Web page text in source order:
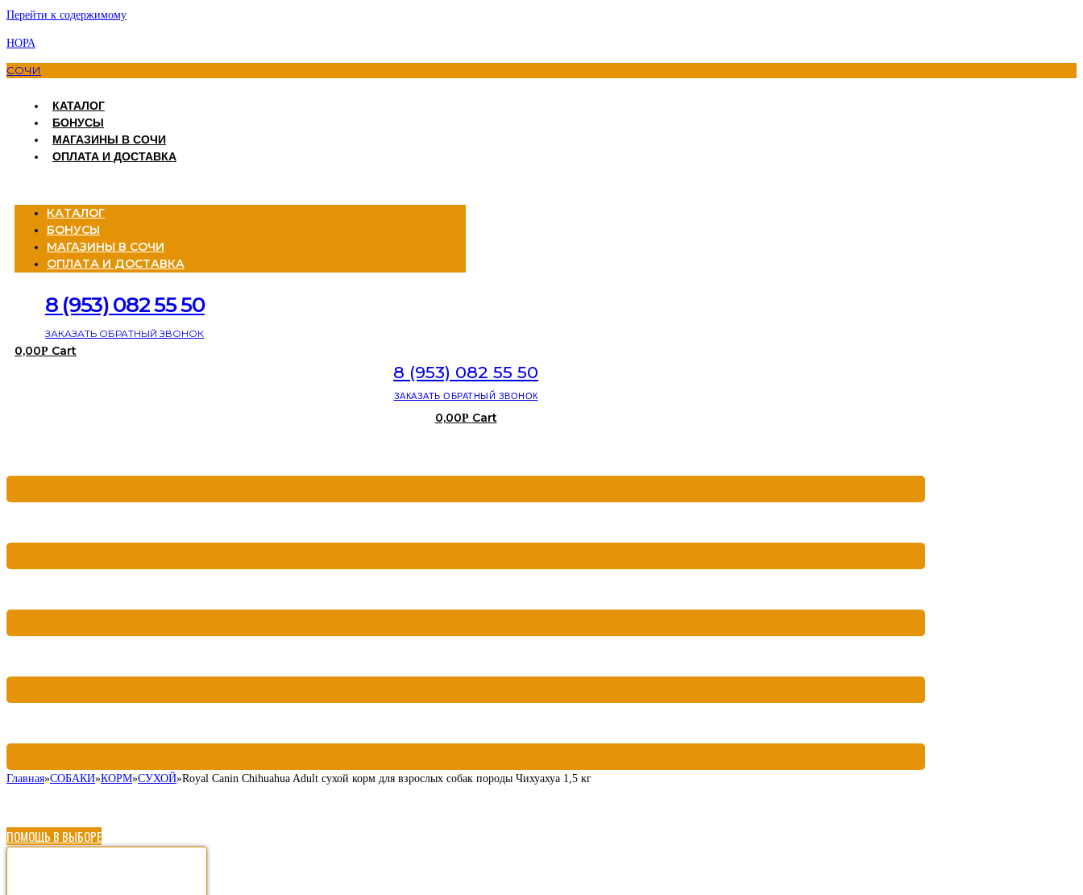
Перейти к содержимому
НОРА
СОЧИ
КАТАЛОГ
БОНУСЫ
МАГАЗИНЫ В СОЧИ
ОПЛАТА И ДОСТАВКА
КАТАЛОГ
БОНУСЫ
МАГАЗИНЫ В СОЧИ
ОПЛАТА И ДОСТАВКА
8 (953) 082 55 50
ЗАКАЗАТЬ ОБРАТНЫЙ ЗВОНОК
0,00Р Cart
8 (953) 082 55 50
ЗАКАЗАТЬ ОБРАТНЫЙ ЗВОНОК
0,00Р Cart
Главная»СОБАКИ»КОРМ»СУХОЙ»Royal Canin Chihuahua Adult сухой корм для взрослых собак породы Чихуахуа 1,5 кг
ПОМОЩЬ В ВЫБОРЕ